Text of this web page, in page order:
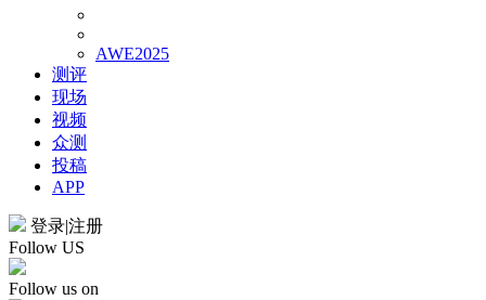
AWE2025
测评
现场
视频
众测
投稿
APP
登录|注册
Follow US
Follow us on